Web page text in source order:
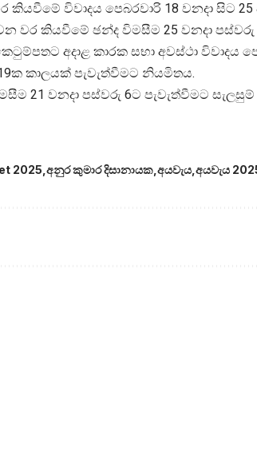
කියවීමේ විවාදය පෙබරවාරි 18 වනදා සිට
වර කියවීමේ ඡන්ද විමසීම 25 වනදා පස්වරු
අදාළ කාරක සභා අවස්ථා විවාදය
කාලයක් පැවැත්වීමට නියමිතය.
21 වනදා පස්වරු 6ට පැවැත්වීමට
2025 අනුර කුමාර දිසානායක අයවැය අයවැය